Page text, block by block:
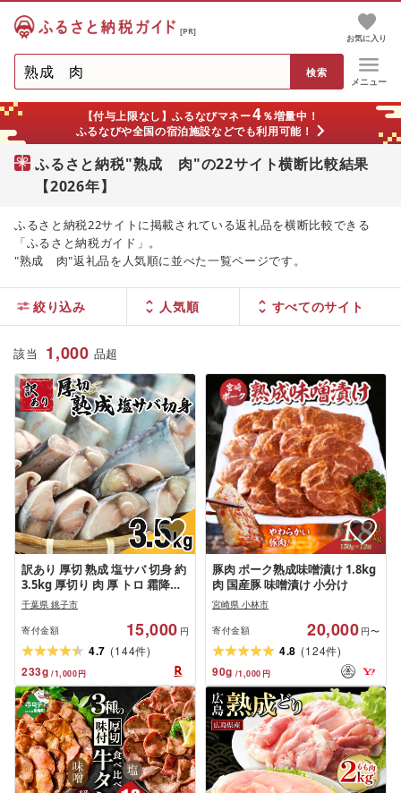
[PR]
お気に入り
メニュー
【付与上限なし】ふるなびマネー4％増量中！
ふるなびや全国の宿泊施設などでも利用可能！
ふるさと納税"熟成 肉"の22サイト横断比較結果
【2026年】
ふるさと納税22サイトに掲載されている返礼品を横断比較できる
「ふるさと納税ガイド」。
"熟成 肉"返礼品を人気順に並べた一覧ページです。
絞り込み 人気順
該当 1,000 品超
訳あり 厚切 熟成 塩サバ 切身 約
3.5kg 厚切り 肉 厚 トロ 霜降り
さば 鯖 塩さば 塩鯖 切り身 規格
外 傷 不揃い 大容量 青魚 魚 海鮮
魚介 おつまみ おかず 惣菜 惣菜
お取り寄せ ふるさと納税 ふる
さと納税さば 千葉県 銚子市 カ
ネジョウ大崎
千葉県 銚子市
寄付金額 15,000 円
4.7 (144件)
233g /1,000円
豚肉 ポーク熟成味噌漬け 1.8kg
肉 国産豚 味噌漬け 小分け
宮崎県 小林市
寄付金額 20,000 円〜
4.8 (124件)
90g /1,000 円